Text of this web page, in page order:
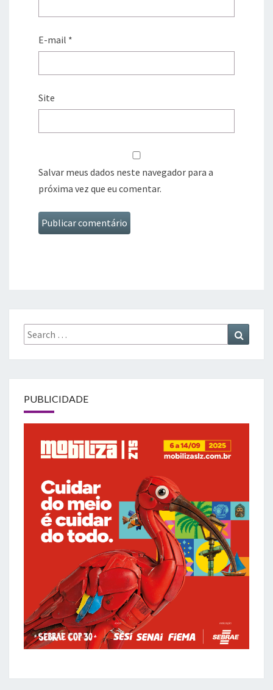
E-mail *
Site
Salvar meus dados neste navegador para a
próxima vez que eu comentar.
Search
for:
PUBLICIDADE